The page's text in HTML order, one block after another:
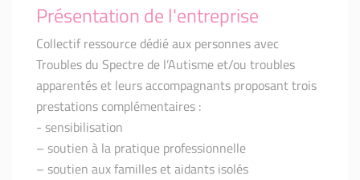
Présentation de l'entreprise
Collectif ressource dédié aux personnes avec
Troubles du Spectre de l’Autisme et/ou troubles
apparentés et leurs accompagnants proposant trois
prestations complémentaires :
- sensibilisation
– soutien à la pratique professionnelle
– soutien aux familles et aidants isolés